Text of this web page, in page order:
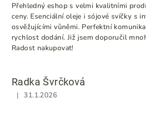
Přehledný eshop s velmi kvalitními
ceny. Esenciální oleje i sójové svíčky s
osvěžujícími vůněmi. Perfektní
rychlost dodání. Již jsem doporučil
Radost nakupovat!
Radka Švrčková
Hodnocení obchodu je 5 z 5 hvězdiček.
| 31.1.2026